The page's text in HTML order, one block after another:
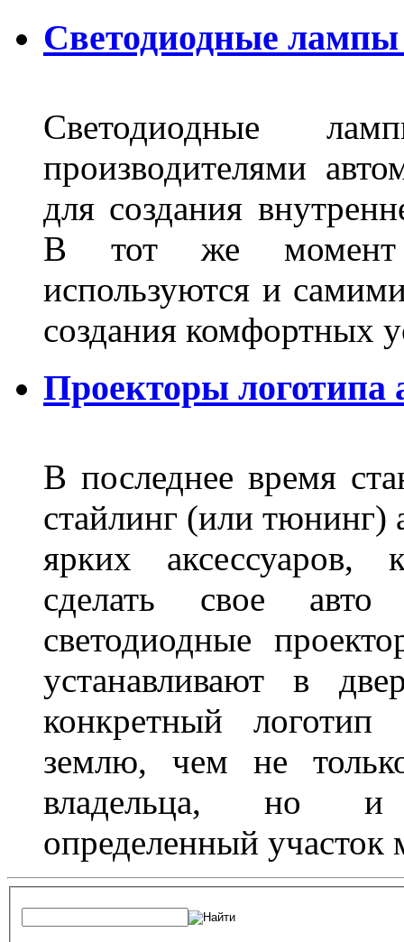
Светодиодные
Светодиодные
производителями
для создания
В тот же момент
используются и
создания комфортных
Проекторы логотипа
В последнее время
стайлинг (или тюнинг)
ярких аксессуаров,
сделать свое
светодиодные
устанавливают в
конкретный логотип
землю, чем не
владельца, но и
определенный участок